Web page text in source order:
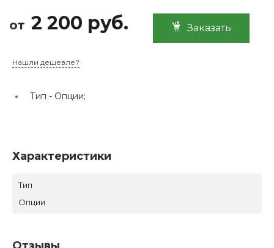
от 2 200 руб. Заказать
Нашли дешевле?
Тип - Опции;
Характеристики
Тип
Опции